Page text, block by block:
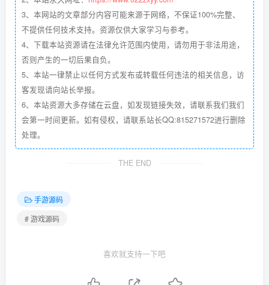
3、本网站的文章部分内容可能来源于网络，不保证100%完整、
不提供任何技术支持。资源仅供大家学习与参考。
4、下载本站资源请在法律允许范围内使用，请勿用于非法用途，
否则产生的一切后果自负。
5、本站一律禁止以任何方式发布或转载任何违法的相关信息，访
客发现请向站长举报。
6、本站资源大多存储在云盘，如发现链接失效，请联系我们我们
会第一时间更新。如有侵权，请联系站长QQ:815271572进行删除
处理。
THE END
手游源码
# 游戏源码
喜欢就支持一下吧